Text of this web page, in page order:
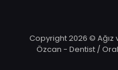
Copyright 2026 © Ağız
Özcan - Dentist /